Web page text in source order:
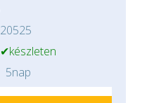
20525
✔készleten
5nap